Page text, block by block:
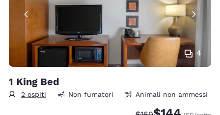
4
1 King Bed
2 ospiti Non fumatori Animali non ammessi